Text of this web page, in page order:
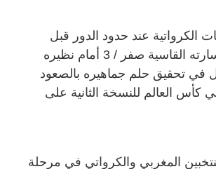
الكرواتية عند حدود الدور قبل
النهائي، عقب خسارته القاسية صفر / 3 أمام نظيره
في تحقيق حلم جماهيره بالصعود
في كأس العالم للنسخة الثانية على
المغربي والكرواتي في مرحلة